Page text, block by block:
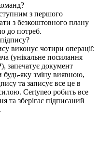
з першого
з безкоштовного плану
до потреб.
виконує чотири операції:
(унікальне посилання
запечатує документ
яку зміну виявною,
та записує все це в
Certyneo робить все
та зберігає підписаний